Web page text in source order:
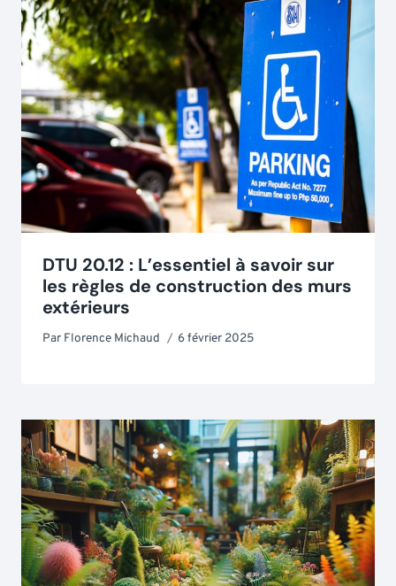
DTU 20.12 : L’essentiel à savoir sur
les règles de construction des murs
extérieurs
Par Florence Michaud 6 février 2025